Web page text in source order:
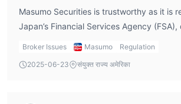
Masumo Securities is trustworthy as it is
Japan’s Financial Services Agency
reputable financial authorities. The FSA
However, the company’s focus on
Broker Issues Masumo
Regulation
2025-06-23
संयुक्त राज्य अमेरिका